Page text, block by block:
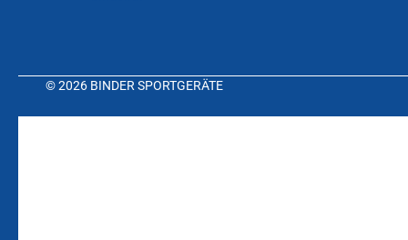
© 2026 BINDER SPORTGERÄTE